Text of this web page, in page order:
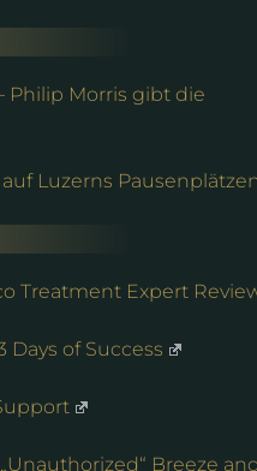
Philip Morris gibt die
Luzerns
Treatment Expert
Days of Success
Breeze